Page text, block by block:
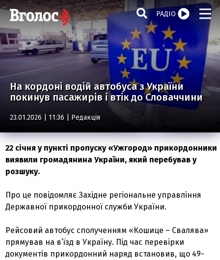
РАДІО
На кордоні водій автобуса з України
покинув пасажирів і втік до Словаччини
23.01.2026 | 11:36 | Редакція
22 січня у пункті пропуску «Ужгород» прикордонники
виявили громадянина України, який перебував у
розшуку.
Про це повідомляє Західне регіональне управління
Державної прикордонної служби України.
Рейсовий автобус сполученням «Кошице – Свалява»
прямував на в’їзд в Україну. Під час перевірки
документів прикордонний наряд встановив, що 49-